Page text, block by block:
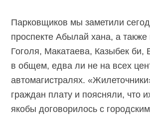
Парковщиков мы заметили
проспекте Абылай хана, а также
Гоголя, Макатаева, Казыбек би,
в общем, едва ли не на всех
автомагистралях.
граждан плату и поясняли, что
якобы договорилось с